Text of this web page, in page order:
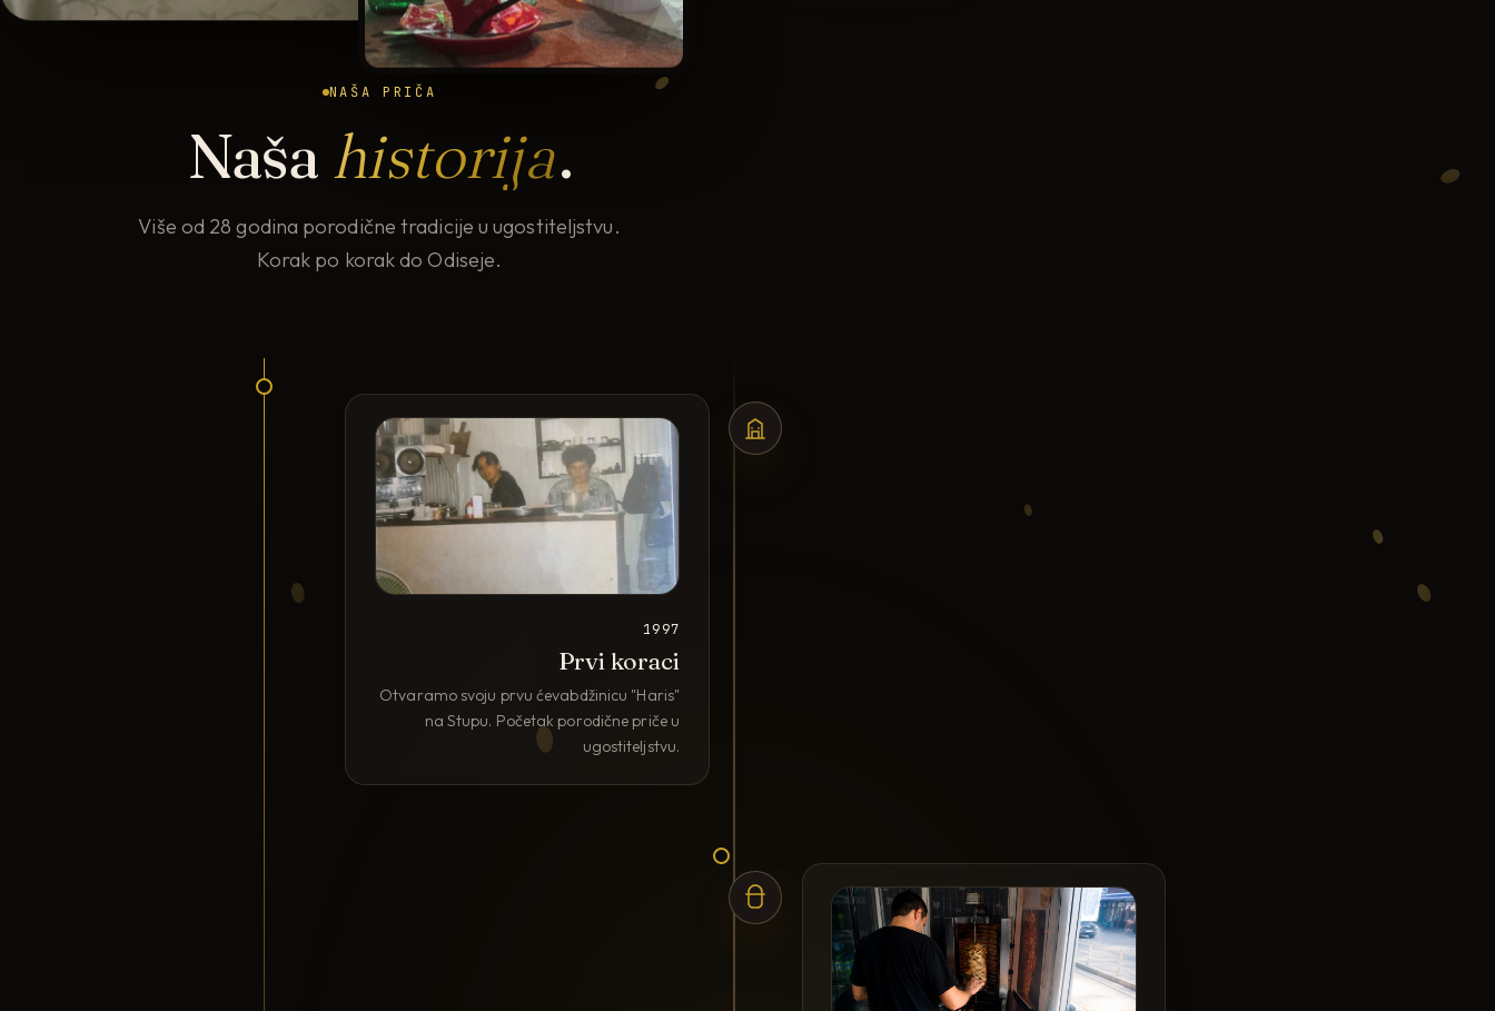
NAŠA PRIČA
Naša historija.
Više od 28 godina porodične tradicije u ugostiteljstvu.
Korak po korak do Odiseje.
1997
Prvi koraci
Otvaramo svoju prvu ćevabdžinicu "Haris"
na Stupu. Početak porodične priče u
ugostiteljstvu.